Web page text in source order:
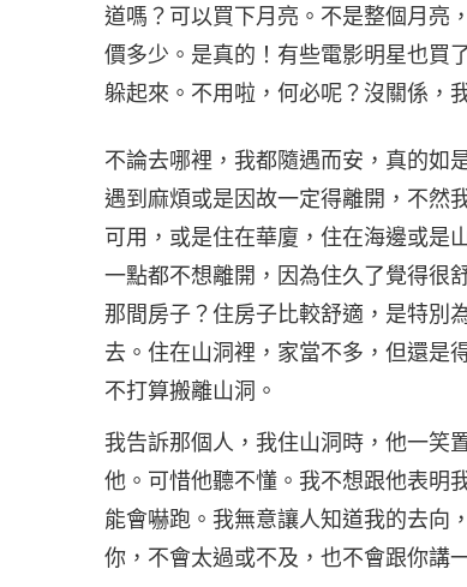
道嗎？可以買下月亮。不是整個月亮
價多少。是真的！有些電影明星也買
躲起來。不用啦，何必呢？沒關係，
不論去哪裡，我都隨遇而安，真的如
遇到麻煩或是因故一定得離開，不然
可用，或是住在華廈，住在海邊或是
一點都不想離開，因為住久了覺得很
那間房子？住房子比較舒適，是特別
去。住在山洞裡，家當不多，但還是
不打算搬離山洞。
我告訴那個人，我住山洞時，他一笑
他。可惜他聽不懂。我不想跟他表明
能會嚇跑。我無意讓人知道我的去向
你，不會太過或不及，也不會跟你講